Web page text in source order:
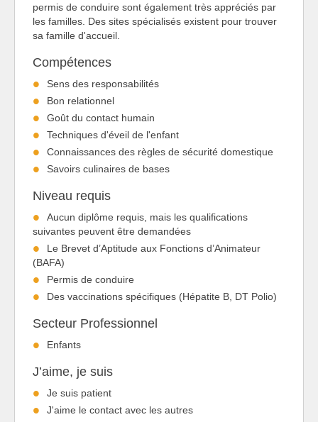
permis de conduire sont également très appréciés par
les familles. Des sites spécialisés existent pour trouver
sa famille d'accueil.
Compétences
Sens des responsabilités
Bon relationnel
Goût du contact humain
Techniques d'éveil de l'enfant
Connaissances des règles de sécurité domestique
Savoirs culinaires de bases
Niveau requis
Aucun diplôme requis, mais les qualifications
suivantes peuvent être demandées
Le Brevet d’Aptitude aux Fonctions d’Animateur
(BAFA)
Permis de conduire
Des vaccinations spécifiques (Hépatite B, DT Polio)
Secteur Professionnel
Enfants
J’aime, je suis
Je suis patient
J'aime le contact avec les autres